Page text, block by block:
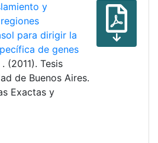
y
para dirigir la
de genes
. (2011). Tesis
de Buenos Aires.
Exactas y